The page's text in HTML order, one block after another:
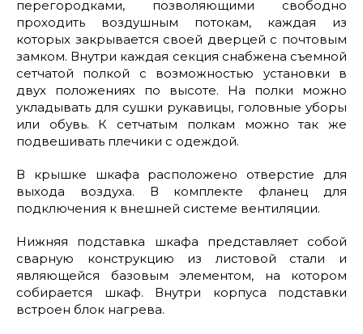
перегородками, позволяющими свободно
проходить воздушным потокам, каждая из
которых закрывается своей дверцей с почтовым
замком. Внутри каждая секция снабжена съемной
сетчатой полкой с возможностью установки в
двух положениях по высоте. На полки можно
укладывать для сушки рукавицы, головные уборы
или обувь. К сетчатым полкам можно так же
подвешивать плечики с одеждой.
В крышке шкафа расположено отверстие для
выхода воздуха. В комплекте фланец для
подключения к внешней системе вентиляции.
Нижняя подставка шкафа представляет собой
сварную конструкцию из листовой стали и
являющейся базовым элементом, на котором
собирается шкаф. Внутри корпуса подставки
встроен блок нагрева.